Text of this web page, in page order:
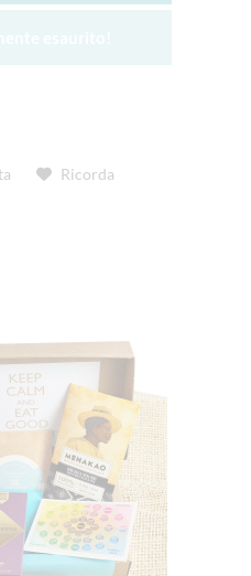
Ricorda